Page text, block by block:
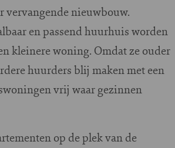
vervangende nieuwbouw.
en passend huurhuis worden
kleinere woning. Omdat ze ouder
huurders blij maken met een
vrij waar gezinnen
op de plek van de